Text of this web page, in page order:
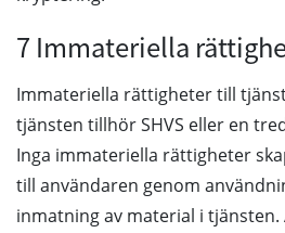
7 Immateriella
Immateriella rättigheter till
tjänsten tillhör SHVS eller en
Inga immateriella rättigheter
till användaren genom
inmatning av material i